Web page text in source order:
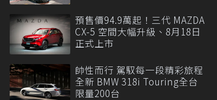
預售價94.9萬起！三代 MAZDA
CX-5 空間大幅升級、8月18日
正式上市
帥性而行 駕馭每一段精彩旅程
全新 BMW 318i Touring全台
限量200台